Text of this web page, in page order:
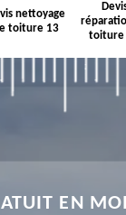
nettoyage
toiture 13
toiture
EN